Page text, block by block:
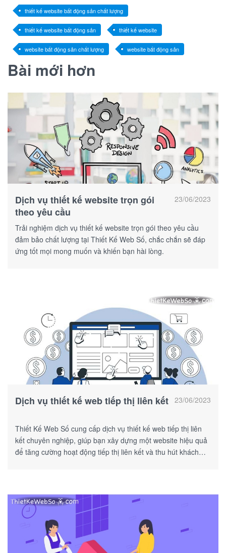
thiết kế website bất động sản chất lượng
thiết kế website bất động sản thiết kế website
website bất động sản chất lượng website bất động sản
Bài mới hơn
23/06/2023
Dịch vụ thiết kế website trọn gói
theo yêu cầu
Trải nghiệm dịch vụ thiết kế website trọn gói theo yêu cầu
đảm bảo chất lượng tại Thiết Kế Web Số, chắc chắn sẽ đáp
ứng tốt mọi mong muốn và khiến bạn hài lòng.
23/06/2023
Dịch vụ thiết kế web tiếp thị liên kết
Thiết Kế Web Số cung cấp dịch vụ thiết kế web tiếp thị liên
kết chuyên nghiệp, giúp bạn xây dựng một website hiệu quả
để tăng cường hoạt động tiếp thị liên kết và thu hút khách